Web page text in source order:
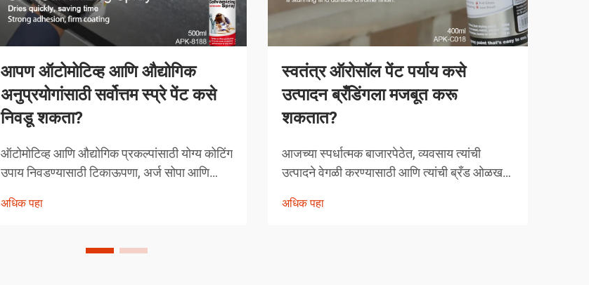
आपण ऑटोमोटिव्ह आणि औद्योगिक
अनुप्रयोगांसाठी सर्वोत्तम स्प्रे पेंट कसे
निवडू शकता?
ऑटोमोटिव्ह आणि औद्योगिक प्रकल्पांसाठी योग्य कोटिंग
उपाय निवडण्यासाठी टिकाऊपणा, अर्ज सोपा आणि
आवश्यक असते. आधुनिक स्प्रे पेंटिंग तंत्रज्ञानाने तज्ञ
अधिक पहा
स्वतंत्र ऑरोसॉल पेंट पर्याय कसे
उत्पादन ब्रँडिंगला मजबूत करू
शकतात?
आजच्या स्पर्धात्मक बाजारपेठेत, व्यवसाय त्यांची
उत्पादने वेगळी करण्यासाठी आणि त्यांची ब्रँड ओळख
एक शक्तिशाली पण अनेकदा दुर्लक्षित केलेले उपाय
अधिक पहा